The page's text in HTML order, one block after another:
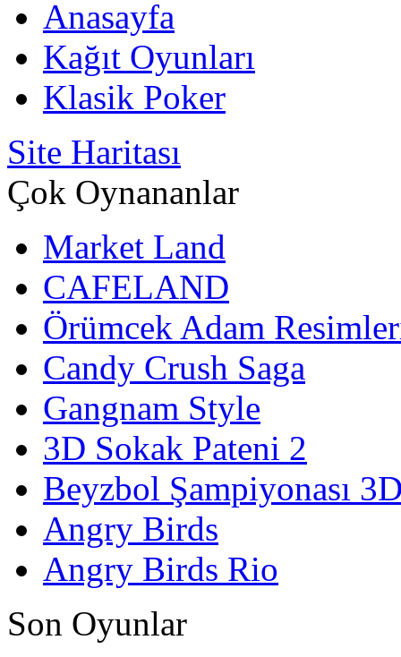
Anasayfa
Kağıt Oyunları
Klasik Poker
Site Haritası
Çok Oynananlar
Market Land
CAFELAND
Örümcek Adam
Candy Crush Saga
Gangnam Style
3D Sokak Pateni 2
Beyzbol Şampiyonası
Angry Birds
Angry Birds Rio
Son Oyunlar